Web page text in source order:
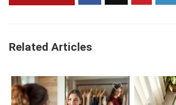
Related Articles